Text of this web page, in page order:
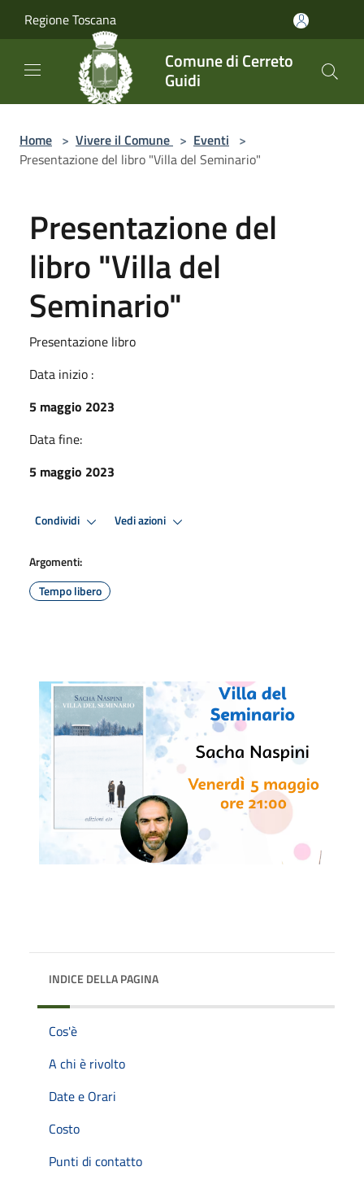
Regione Toscana
Comune di Cerreto
Guidi
Home > Vivere il Comune > Eventi >
Presentazione del libro "Villa del Seminario"
Presentazione del
libro "Villa del
Seminario"
Presentazione libro
Data inizio :
5 maggio 2023
Data fine:
5 maggio 2023
Condividi Vedi azioni
Argomenti:
Tempo libero
INDICE DELLA PAGINA
Cos'è
A chi è rivolto
Date e Orari
Costo
Punti di contatto